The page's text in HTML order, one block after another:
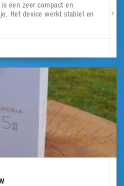
een zeer compact en
Het device werkt stabiel en